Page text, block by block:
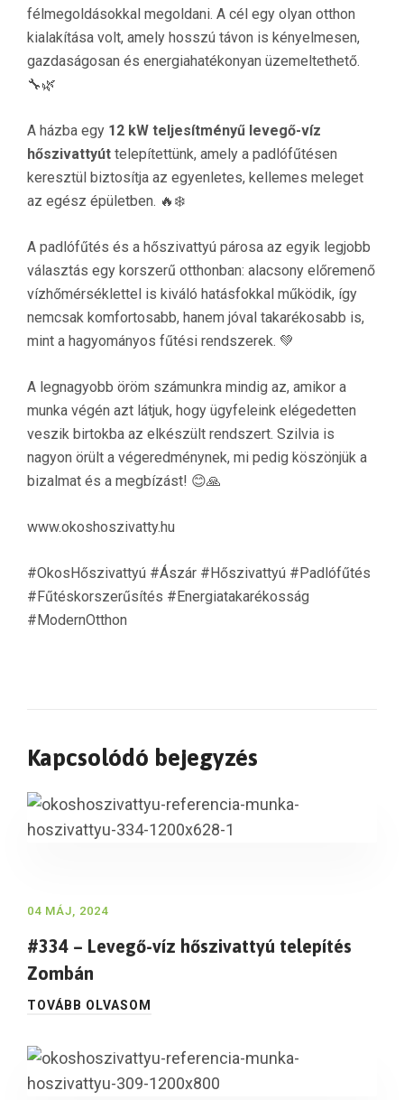
félmegoldásokkal megoldani. A cél egy olyan otthon
kialakítása volt, amely hosszú távon is kényelmesen,
gazdaságosan és energiahatékonyan üzemeltethető.
🔧🌿
A házba egy 12 kW teljesítményű levegő-víz
hőszivattyút telepítettünk, amely a padlófűtésen
keresztül biztosítja az egyenletes, kellemes meleget
az egész épületben. 🔥❄️
A padlófűtés és a hőszivattyú párosa az egyik legjobb
választás egy korszerű otthonban: alacsony előremenő
vízhőmérséklettel is kiváló hatásfokkal működik, így
nemcsak komfortosabb, hanem jóval takarékosabb is,
mint a hagyományos fűtési rendszerek. 💚
A legnagyobb öröm számunkra mindig az, amikor a
munka végén azt látjuk, hogy ügyfeleink elégedetten
veszik birtokba az elkészült rendszert. Szilvia is
nagyon örült a végeredménynek, mi pedig köszönjük a
bizalmat és a megbízást! 😊🙏
www.okoshoszivatty.hu
#OkosHőszivattyú #Ászár #Hőszivattyú #Padlófűtés
#Fűtéskorszerűsítés #Energiatakarékosság
#ModernOtthon
Kapcsolódó bejegyzés
04 MÁJ, 2024
#334 – Levegő-víz hőszivattyú telepítés
Zombán
TOVÁBB OLVASOM